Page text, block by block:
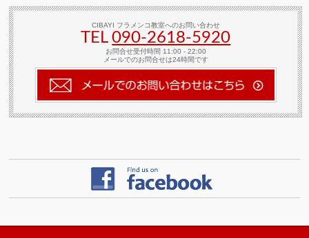
CIBAYI フラメンコ教室へのお問い合わせ
TEL090-2618‐5920
お問合せ受付時間 11:00 - 22:00
メールでのお問合せは24時間です